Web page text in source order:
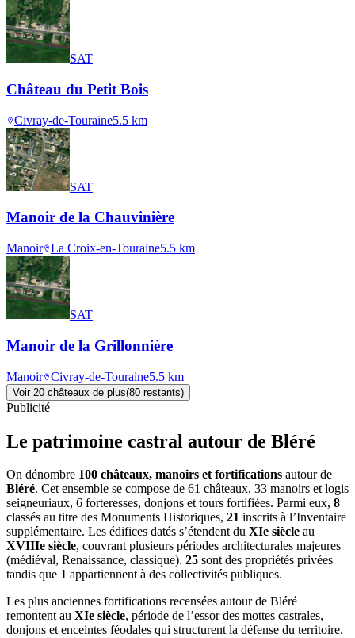
SAT
Château du Petit Bois
Civray-de-Touraine5.5 km
SAT
Manoir de la Chauvinière
Manoir La Croix-en-Touraine5.5 km
SAT
Manoir de la Grillonnière
Manoir Civray-de-Touraine5.5 km
Voir 20 châteaux de plus(80 restants)
Publicité
Le patrimoine castral autour de Bléré
On dénombre 100 châteaux, manoirs et fortifications autour de
Bléré. Cet ensemble se compose de 61 châteaux, 33 manoirs et logis
seigneuriaux, 6 forteresses, donjons et tours fortifiées. Parmi eux, 8
classés au titre des Monuments Historiques, 21 inscrits à l’Inventaire
supplémentaire. Les édifices datés s’étendent du XIe siècle au
XVIIIe siècle, couvrant plusieurs périodes architecturales majeures
(médiéval, Renaissance, classique). 25 sont des propriétés privées
tandis que 1 appartiennent à des collectivités publiques.
Les plus anciennes fortifications recensées autour de Bléré
remontent au XIe siècle, période de l’essor des mottes castrales,
donjons et enceintes féodales qui structurent la défense du territoire.